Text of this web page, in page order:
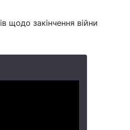
щодо закінчення війни